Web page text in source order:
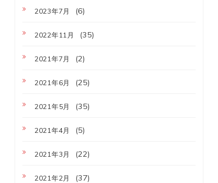
2023年7月 (6)
2022年11月 (35)
2021年7月 (2)
2021年6月 (25)
2021年5月 (35)
2021年4月 (5)
2021年3月 (22)
2021年2月 (37)